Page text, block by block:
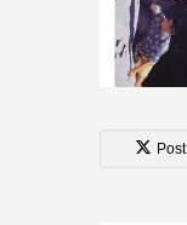
Post